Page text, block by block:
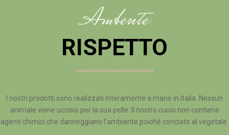
Ambente
RISPETTO
I nostri prodotti sono realizzati interamente a mano in Italia. Nessun
animale viene uccisio per la sua pelle. Il nostro cuoio non contiene
agenti chimici che danneggiano l'ambiente poichè conciato al vegetale.